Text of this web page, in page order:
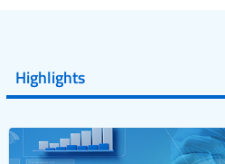
Highlights